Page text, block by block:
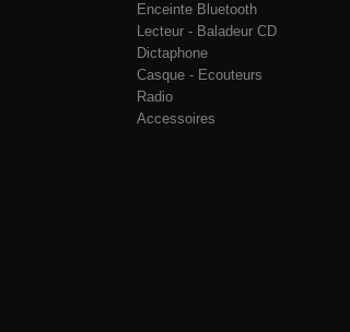
Enceinte Bluetooth
Lecteur - Baladeur CD
Dictaphone
Casque - Ecouteurs
Radio
Accessoires